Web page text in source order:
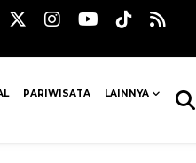
PARIWISATA LAINNYA